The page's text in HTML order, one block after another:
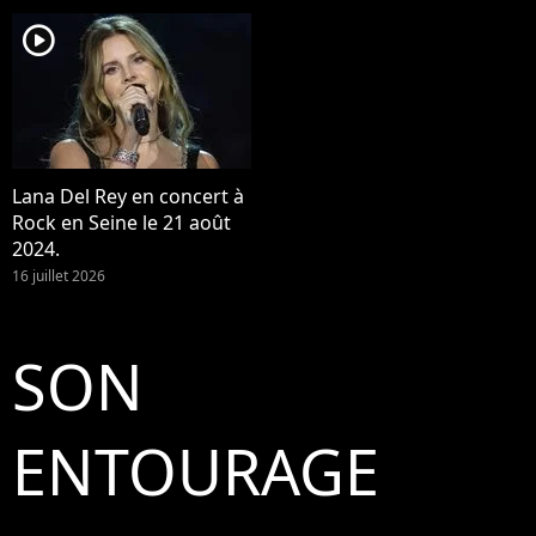
player2
Lana Del Rey en concert à
Rock en Seine le 21 août
2024.
16 juillet 2026
SON
ENTOURAGE